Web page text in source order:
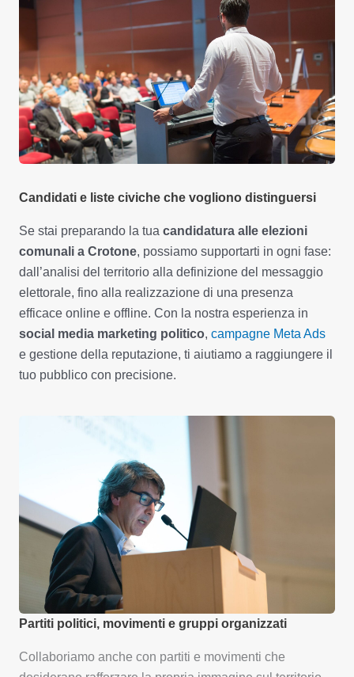
Candidati e liste civiche che vogliono distinguersi
Se stai preparando la tua candidatura alle elezioni
comunali a Crotone, possiamo supportarti in ogni fase:
dall’analisi del territorio alla definizione del messaggio
elettorale, fino alla realizzazione di una presenza
efficace online e offline. Con la nostra esperienza in
social media marketing politico, campagne Meta Ads
e gestione della reputazione, ti aiutiamo a raggiungere il
tuo pubblico con precisione.
Partiti politici, movimenti e gruppi organizzati
Collaboriamo anche con partiti e movimenti che